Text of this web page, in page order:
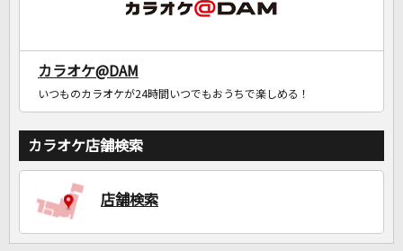
カラオケ@DAM
いつものカラオケが24時間いつでもおうちで楽しめる！
カラオケ店舗検索
店舗検索